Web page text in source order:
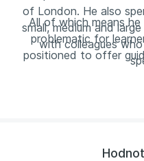
of London. He also
small, medium and
with colleagues
All of which means
problematic for
positioned to offer